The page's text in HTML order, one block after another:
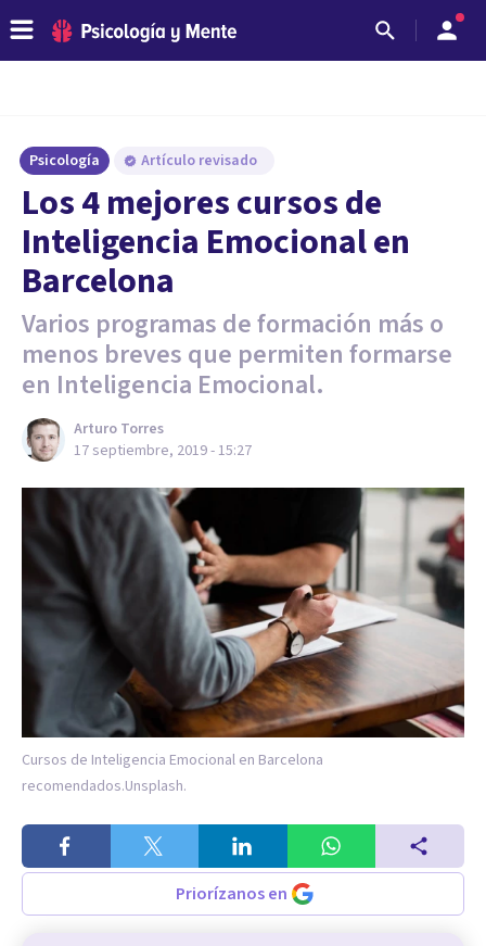
Psicología Artículo revisado
Los 4 mejores cursos de
Inteligencia Emocional en
Barcelona
Varios programas de formación más o
menos breves que permiten formarse
en Inteligencia Emocional.
Arturo Torres
17 septiembre, 2019 - 15:27
Cursos de Inteligencia Emocional en Barcelona
recomendados.Unsplash.
Priorízanos en